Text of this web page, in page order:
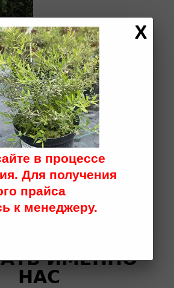
СТОИТ
ИМЕННО
НАС
в процессе
Для получения
прайса
к менеджеру.